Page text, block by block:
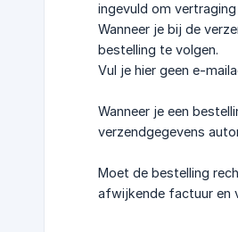
ingevuld om
Wanneer je bij de
bestelling te volgen.
Vul je hier geen e-
Wanneer je een
verzendgegevens
Moet de bestelling
afwijkende factuur en